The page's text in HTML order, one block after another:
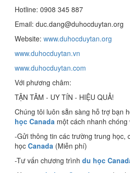
Hotline: 0908 345 887
Email: duc.dang@duhocduytan.org
Website: www.duhocduytan.org
www.duhocduytan.vn
www.duhocduytan.com
Với phương châm:
TẬN TÂM - UY TÍN - HIỆU QUẢ!
Chúng tôi luôn sẵn sàng hỗ trợ bạn
học Canada một cách nhanh
-Gửi thông tin các trường trung học,
học Canada (Miễn phí)
-Tư vấn chương trình du học